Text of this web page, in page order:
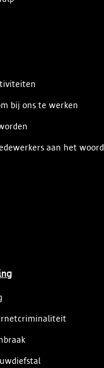
bij ons te werken
aan het woord